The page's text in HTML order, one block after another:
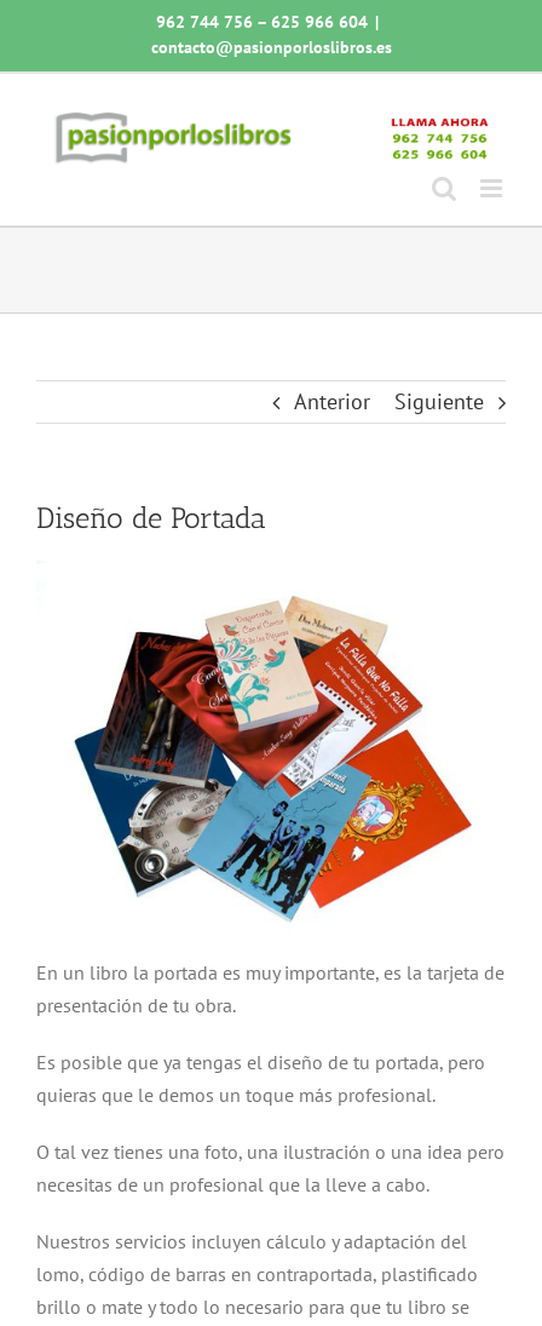
contenido
962 744 756 – 625 966 604 |
contacto@pasionporloslibros.es
Anterior Siguiente
Diseño de Portada
En un libro la portada es muy importante, es la tarjeta de
presentación de tu obra.
Es posible que ya tengas el diseño de tu portada, pero
quieras que le demos un toque más profesional.
O tal vez tienes una foto, una ilustración o una idea pero
necesitas de un profesional que la lleve a cabo.
Nuestros servicios incluyen cálculo y adaptación del
lomo, código de barras en contraportada, plastificado
brillo o mate y todo lo necesario para que tu libro se